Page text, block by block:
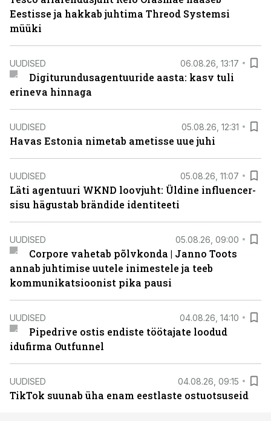
Eestisse ja hakkab juhtima Threod Systemsi
müüki
UUDISED 06.08.26, 13:17
Digiturundusagentuuride aasta: kasv tuli
erineva hinnaga
UUDISED 05.08.26, 12:31
Havas Estonia nimetab ametisse uue juhi
UUDISED 05.08.26, 11:07
Läti agentuuri WKND loovjuht: Üldine influencer-
sisu hägustab brändide identiteeti
UUDISED 05.08.26, 09:00
Corpore vahetab põlvkonda | Janno Toots
annab juhtimise uutele inimestele ja teeb
kommunikatsioonist pika pausi
UUDISED 04.08.26, 14:10
Pipedrive ostis endiste töötajate loodud
idufirma Outfunnel
UUDISED 04.08.26, 09:15
TikTok suunab üha enam eestlaste ostuotsuseid